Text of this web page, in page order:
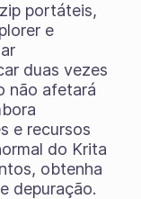
portáteis,
e
duas vezes
não afetará
e recursos
do Krita
obtenha
depuração.